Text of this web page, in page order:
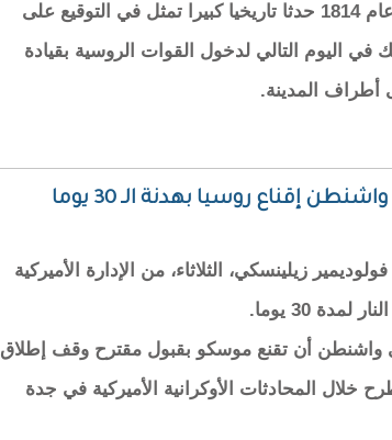
شهد فجر يوم 31 مارس عام 1814 حدثا تاريخيا كبيرا تمثل في التوقيع على
اليوم التالي لدخول القوات الروسية بقيادة
أطراف المدينة.
إقناع روسيا بهدنة الـ 30 يوما
زيلينسكي، الثلاثاء، من الإدارة الأميركية
30 يوما.
واشنطن أن تقنع موسكو بقبول مقترح وقف إطلاق
الذي طرح خلال المحادثات الأوكرانية الأميركية في جدة